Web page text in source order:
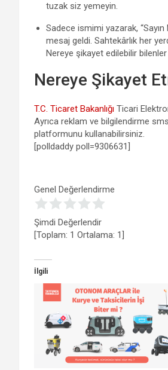
tuzak siz yemeyin.
Sadece ismimi yazarak,
mesaj geldi. Sahtekârlık her
Nereye şikayet edilebilir
Nereye Şikayet
T.C. Ticaret Bakanlığı Ticari
Ayrıca reklam ve bilgilendirme
platformunu kullanabilirsiniz.
[polldaddy poll=9306631]
Genel Değerlendirme
Şimdi Değerlendir
[Toplam: 1 Ortalama: 1]
İlgili